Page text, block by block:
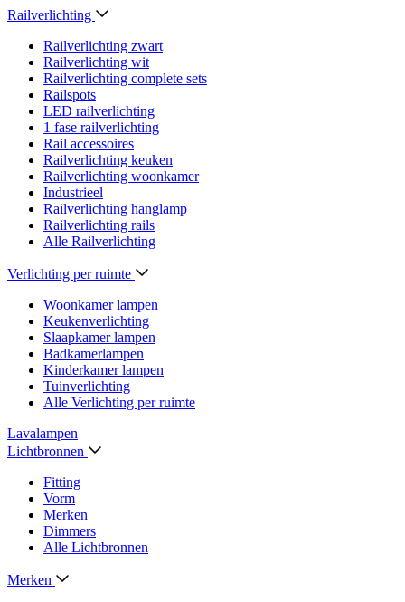
Railverlichting
Railverlichting zwart
Railverlichting wit
Railverlichting complete sets
Railspots
LED railverlichting
1 fase railverlichting
Rail accessoires
Railverlichting keuken
Railverlichting woonkamer
Industrieel
Railverlichting hanglamp
Railverlichting rails
Alle Railverlichting
Verlichting per ruimte
Woonkamer lampen
Keukenverlichting
Slaapkamer lampen
Badkamerlampen
Kinderkamer lampen
Tuinverlichting
Alle Verlichting per ruimte
Lavalampen
Lichtbronnen
Fitting
Vorm
Merken
Dimmers
Alle Lichtbronnen
Merken